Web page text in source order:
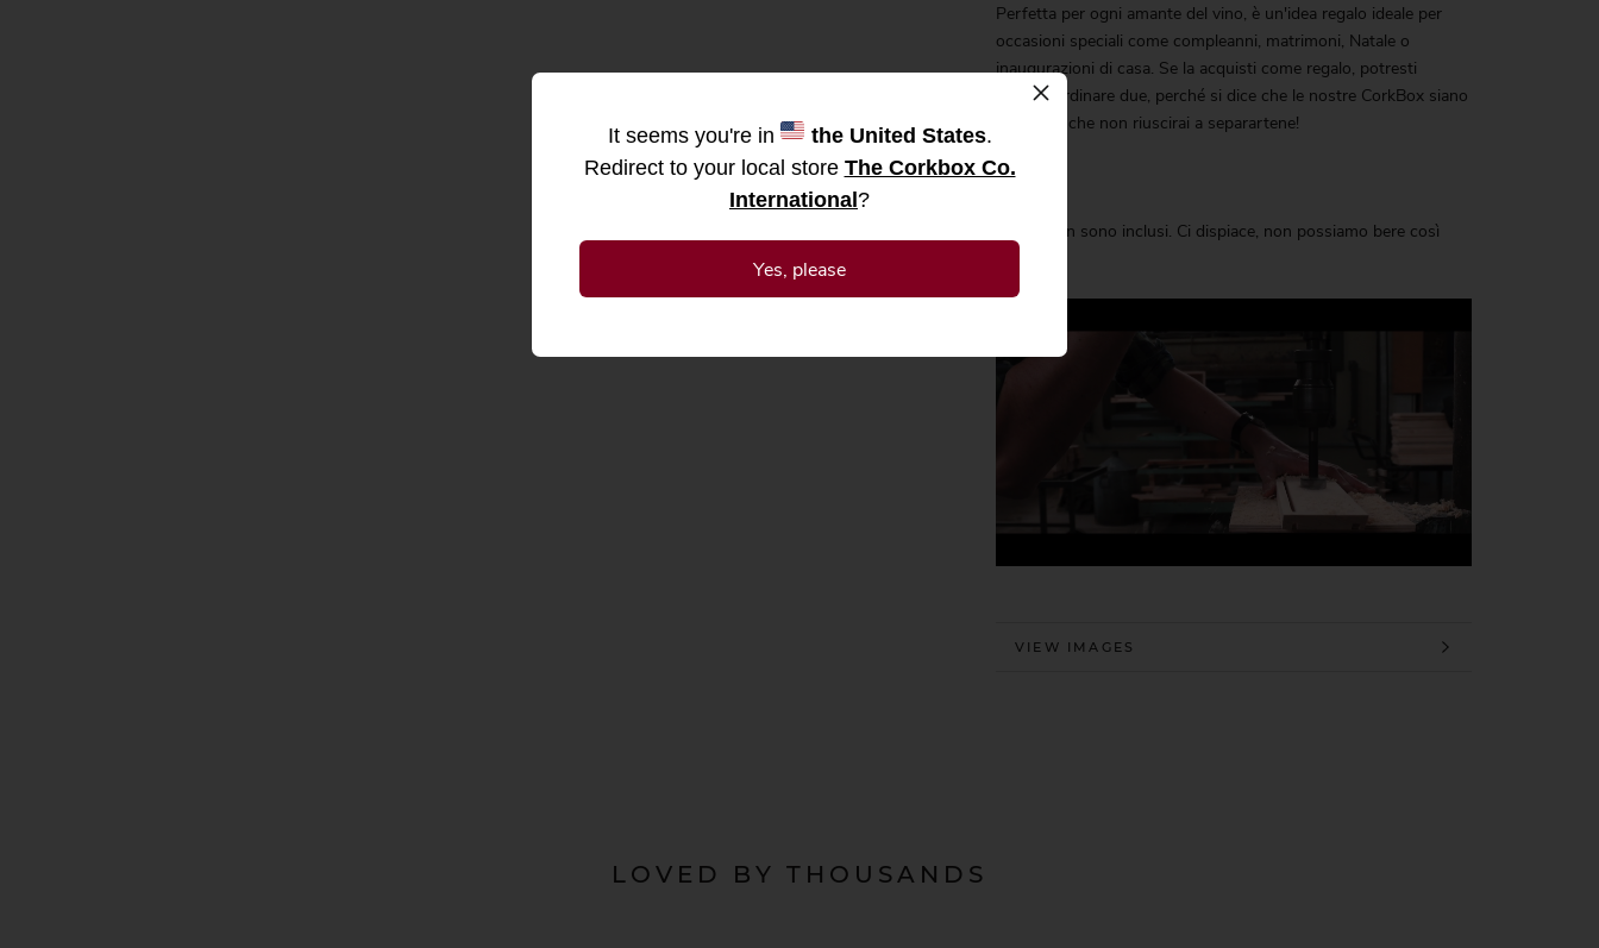
It seems you're in the United States.
Redirect to your local store The Corkbox Co.
International?
Yes, please
×
Perfetta per ogni amante del vino, è un'idea regalo ideale per
occasioni speciali come compleanni, matrimoni, Natale o
inaugurazioni di casa. Se la acquisti come regalo, potresti
volerne ordinare due, perché si dice che le nostre CorkBox siano
così belle che non riuscirai a separartene!
I tappi non sono inclusi. Ci dispiace, non possiamo bere così
MORE INFORMATION
VIEW IMAGES
LOVED BY THOUSANDS